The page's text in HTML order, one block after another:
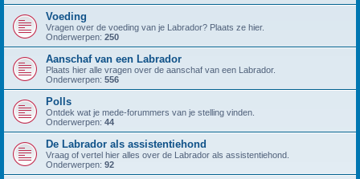
Voeding
Vragen over de voeding van je Labrador? Plaats ze hier.
Onderwerpen: 250
Aanschaf van een Labrador
Plaats hier alle vragen over de aanschaf van een Labrador.
Onderwerpen: 556
Polls
Ontdek wat je mede-forummers van je stelling vinden.
Onderwerpen: 44
De Labrador als assistentiehond
Vraag of vertel hier alles over de Labrador als assistentiehond.
Onderwerpen: 92